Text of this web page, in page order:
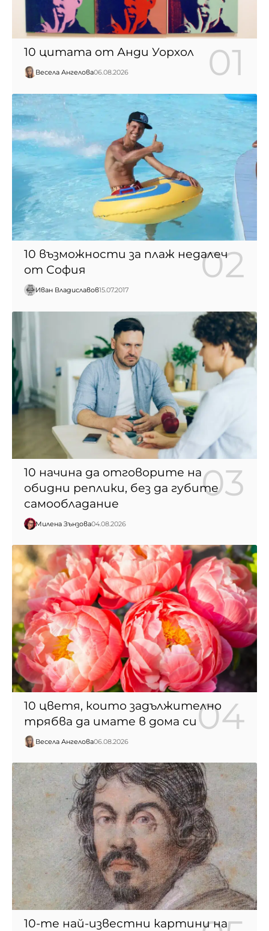
10 цитата от Анди Уорхол
Весела Ангелова06.08.2026
10 възможности за плаж недалеч
от София
Иван Владиславов15.07.2017
10 начина да отговорите на
обидни реплики, без да губите
самообладание
Милена Зънзова04.08.2026
10 цветя, които задължително
трябва да имате в дома си
Весела Ангелова06.08.2026
10-те най-известни картини на